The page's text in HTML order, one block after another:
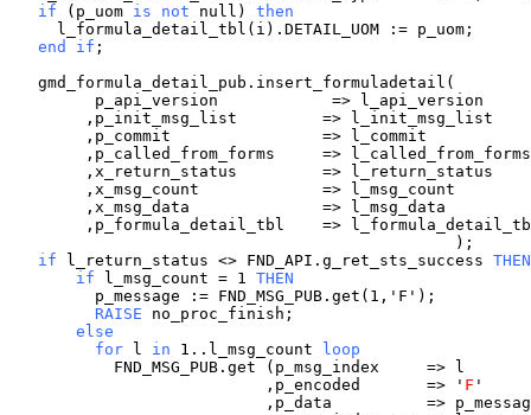
   if
(p_uom is not null) then
   end if
;
   gmd_formula_detail_pub.insert_formuladetail(
         p_api_version            => l_api_version
        ,p_init_msg_list         => l_init_msg_list
        ,p_commit                => l_commit
        ,p_called_from_forms     => l_called_from_forms
        ,x_return_status         => l_return_status
        ,x_msg_count             => l_msg_count
        ,x_msg_data              => l_msg_data
,p_formula_detail_tbl    =>
   if
l_return_status <> FND_API.g_ret_sts_success THEN
if l_msg_count = 1 THEN
         RAISE
       else
for l in 1..l_msg_count loop
           FND_MSG_PUB.get (p_msg_index     => l
                           ,p_encoded       => '
F '
,p_data          =>